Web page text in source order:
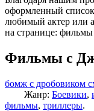
оформленный
любимый актер или
на странице: фильмы
Фильмы с
бомж с дробовиком
Жанр: Боевики,
фильмы, триллеры.